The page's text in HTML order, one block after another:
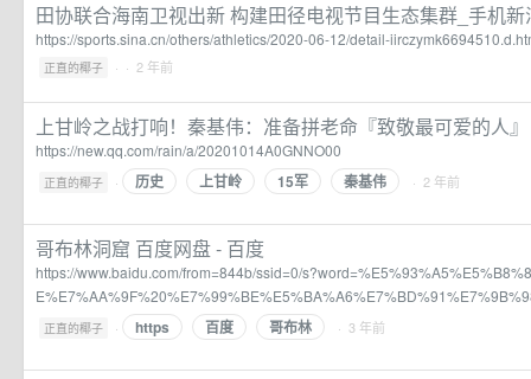
田协联合海南卫视出新 构建田径电视节目生态集群_手机新
https://sports.sina.cn/others/athletics/2020-06-12/detail-
正直的椰子 · · 2 年前
上甘岭之战打响！秦基伟：准备拼老命『致敬最可爱的人』
https://new.qq.com/rain/a/20201014A0GNNO00
正直的椰子 · 历史 上甘岭 15军 秦基伟 · 2 年前
哥布林洞窟 百度网盘 - 百度
https://www.baidu.com/from=844b/ssid=0/
正直的椰子 · https 百度 哥布林 · 3 年前